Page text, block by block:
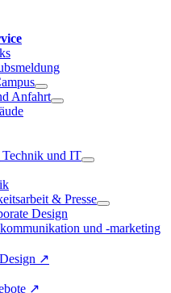
Anfahrt
und IT
& Presse
Design
und -marketing
↗
↗